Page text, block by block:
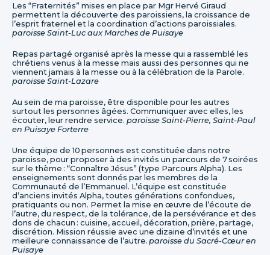
Les “Fraternités” mises en place par Mgr Hervé Giraud
permettent la découverte des paroissiens, la croissance de
l’esprit fraternel et la coordination d’actions paroissiales.
paroisse Saint-Luc aux Marches de Puisaye
Repas partagé organisé après la messe qui a rassemblé les
chrétiens venus à la messe mais aussi des personnes qui ne
viennent jamais à la messe ou à la célébration de la Parole.
paroisse Saint-Lazare
Au sein de ma paroisse, être disponible pour les autres
surtout les personnes âgées. Communiquer avec elles, les
écouter, leur rendre service. paroisse Saint-Pierre, Saint-Paul
en Puisaye Forterre
Une équipe de 10 personnes est constituée dans notre
paroisse, pour proposer à des invités un parcours de 7 soirées
sur le thème : “Connaître Jésus” (type Parcours Alpha). Les
enseignements sont donnés par les membres de la
Communauté de l’Emmanuel. L’équipe est constituée
d’anciens invités Alpha, toutes générations confondues,
pratiquants ou non. Permet la mise en œuvre de l’écoute de
l’autre, du respect, de la tolérance, de la persévérance et des
dons de chacun : cuisine, accueil, décoration, prière, partage,
discrétion. Mission réussie avec une dizaine d’invités et une
meilleure connaissance de l’autre. paroisse du Sacré-Cœur en
Puisaye